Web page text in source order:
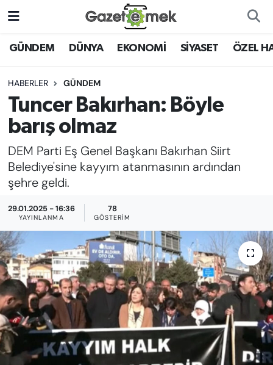
GÜNDEM DÜNYA EKONOMİ SİYASET ÖZEL
HABERLER GÜNDEM
Tuncer Bakırhan: Böyle
barış olmaz
DEM Parti Eş Genel Başkanı Bakırhan Siirt
Belediye'sine kayyım atanmasının ardından
şehre geldi.
29.01.2025 - 16:36
YAYINLANMA
78
GÖSTERIM
DÜNYA
EKONOMİ
EMEK HABERLERİ
YENİ MEDYADA EMEK
GAZETECİLİĞİNİ GELİŞTİRMEK
FAYDALI BİLGİLER
GÜNDEM
EĞİTİM
KADIN
SAĞLIK
SPOR
Nöbetçi Eczaneler
Hava Durumu
İstanbul Namaz Vakitleri
Trafik Durumu
Süper Lig Puan Durumu ve Fikstür
Tüm Manşetler
Son Dakika Haberleri
Haber Arşivi